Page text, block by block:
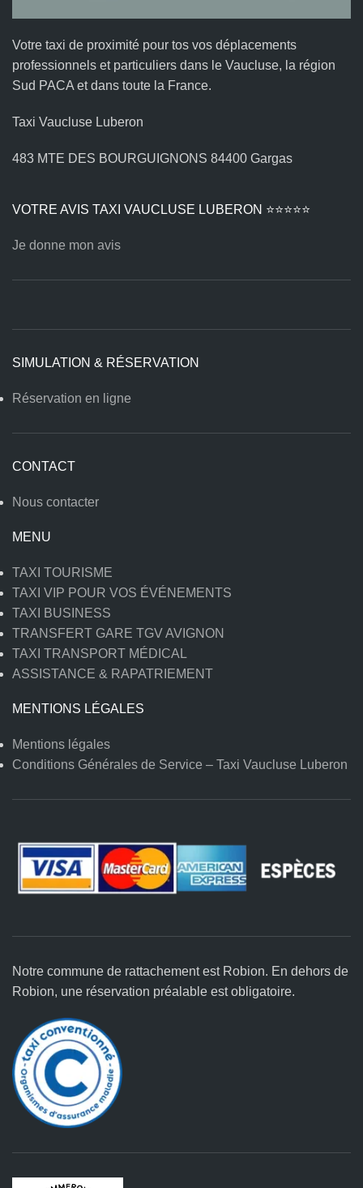
Votre taxi de proximité pour tos vos déplacements
professionnels et particuliers dans le Vaucluse, la région
Sud PACA et dans toute la France.
Taxi Vaucluse Luberon
483 MTE DES BOURGUIGNONS 84400 Gargas
VOTRE AVIS TAXI VAUCLUSE LUBERON ⭐⭐⭐⭐⭐
Je donne mon avis
SIMULATION & RÉSERVATION
Réservation en ligne
CONTACT
Nous contacter
MENU
TAXI TOURISME
TAXI VIP POUR VOS ÉVÉNEMENTS
TAXI BUSINESS
TRANSFERT GARE TGV AVIGNON
TAXI TRANSPORT MÉDICAL
ASSISTANCE & RAPATRIEMENT
MENTIONS LÉGALES
Mentions légales
Conditions Générales de Service – Taxi Vaucluse Luberon
Notre commune de rattachement est Robion. En dehors de
Robion, une réservation préalable est obligatoire.